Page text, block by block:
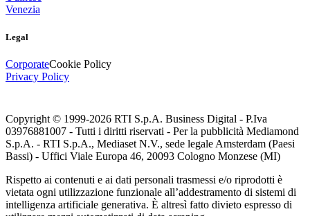
Venezia
Legal
CorporateCookie Policy
Privacy Policy
Copyright © 1999-2026 RTI S.p.A. Business Digital - P.Iva
03976881007 - Tutti i diritti riservati - Per la pubblicità Mediamond
S.p.A. - RTI S.p.A., Mediaset N.V., sede legale Amsterdam (Paesi
Bassi) - Uffici Viale Europa 46, 20093 Cologno Monzese (MI)
Rispetto ai contenuti e ai dati personali trasmessi e/o riprodotti è
vietata ogni utilizzazione funzionale all’addestramento di sistemi di
intelligenza artificiale generativa. È altresì fatto divieto espresso di